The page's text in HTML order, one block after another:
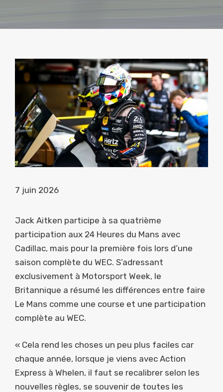
7 juin 2026
Jack Aitken participe à sa quatrième
participation aux 24 Heures du Mans avec
Cadillac, mais pour la première fois lors d’une
saison complète du WEC. S’adressant
exclusivement à Motorsport Week, le
Britannique a résumé les différences entre faire
Le Mans comme une course et une participation
complète au WEC.
« Cela rend les choses un peu plus faciles car
chaque année, lorsque je viens avec Action
Express à Whelen, il faut se recalibrer selon les
nouvelles règles, se souvenir de toutes les